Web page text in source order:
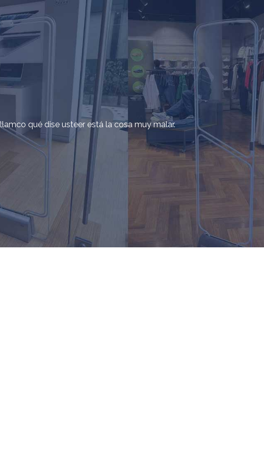
qué dise usteer está la cosa muy malar.